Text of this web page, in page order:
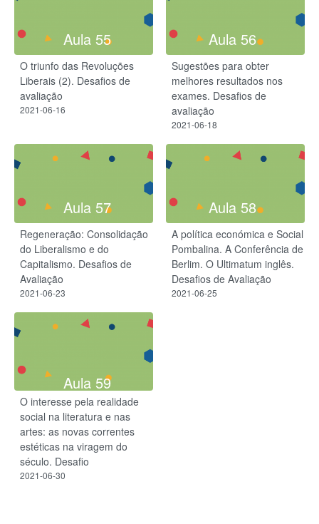
Aula 55
O triunfo das Revoluções
Liberais (2). Desafios de
avaliação
2021-06-16
Aula 56
Sugestões para obter
melhores resultados nos
exames. Desafios de
avaliação
2021-06-18
Aula 57
Regeneração: Consolidação
do Liberalismo e do
Capitalismo. Desafios de
Avaliação
2021-06-23
Aula 58
A política económica e Social
Pombalina. A Conferência de
Berlim. O Ultimatum inglês.
Desafios de Avaliação
2021-06-25
Aula 59
O interesse pela realidade
social na literatura e nas
artes: as novas correntes
estéticas na viragem do
século. Desafio
2021-06-30